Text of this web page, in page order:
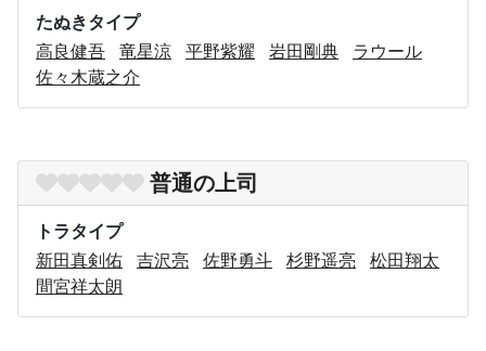
たぬきタイプ
高良健吾
竜星涼 平野紫耀 岩田剛典
ラウール
佐々木蔵之介
普通の上司
トラタイプ
新田真剣佑
吉沢亮 佐野勇斗 杉野遥亮
松田翔太
間宮祥太朗